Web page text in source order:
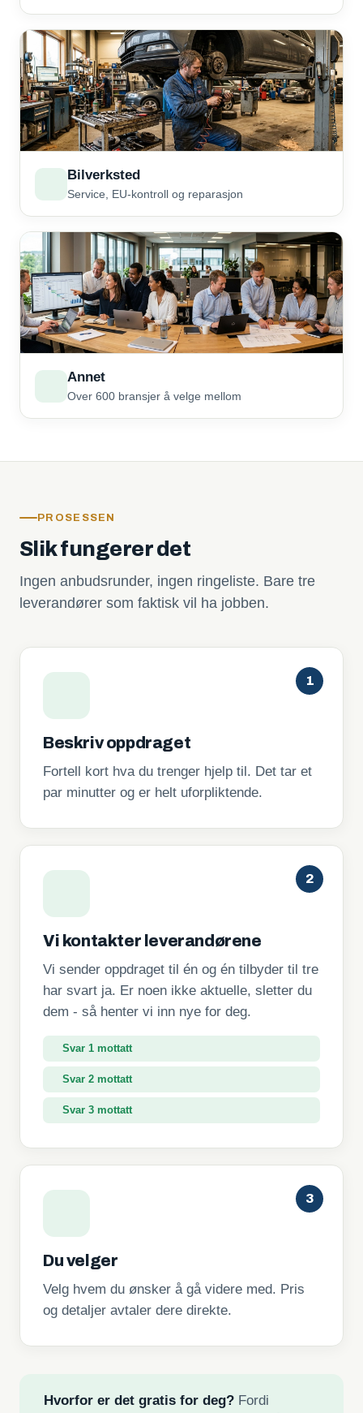
Bilverksted
Service, EU-kontroll og reparasjon
Annet
Over 600 bransjer å velge mellom
PROSESSEN
Slik fungerer det
Ingen anbudsrunder, ingen ringeliste. Bare tre
leverandører som faktisk vil ha jobben.
1
Beskriv oppdraget
Fortell kort hva du trenger hjelp til. Det tar et
par minutter og er helt uforpliktende.
2
Vi kontakter leverandørene
Vi sender oppdraget til én og én tilbyder til tre
har svart ja. Er noen ikke aktuelle, sletter du
dem - så henter vi inn nye for deg.
Svar 2 mottatt
Svar 3 mottatt
3
Du velger
Velg hvem du ønsker å gå videre med. Pris
og detaljer avtaler dere direkte.
Hvorfor er det gratis for deg?Fordi